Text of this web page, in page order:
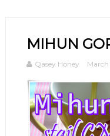
MIHUN
Qasey Honey March